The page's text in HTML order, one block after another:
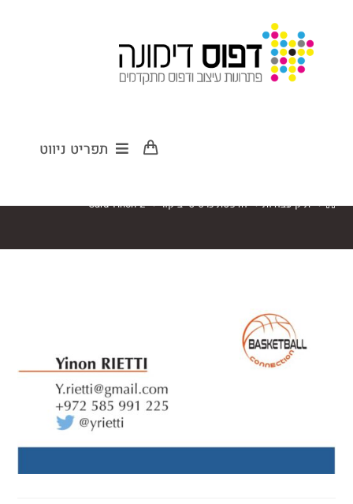
תפריט ניווט
> תיק עבודות > הדפסת כרטיסי ביקור >
Card Yinon-2